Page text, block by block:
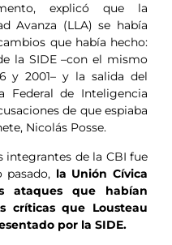
explicó que la
Avanza (LLA) se había
que había hecho:
la SIDE –con el mismo
y 2001– y la salida del
de Inteligencia
de que espiaba
Nicolás Posse.
integrantes de la CBI fue
pasado, la Unión Cívica
ataques que habían
críticas que Lousteau
por la SIDE.